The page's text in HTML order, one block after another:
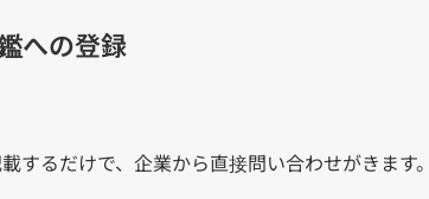
への登録
するだけで、企業から直接問い合わせがきます